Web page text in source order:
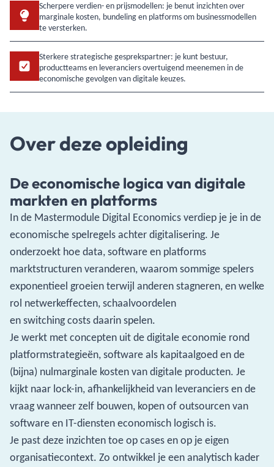
Scherpere verdien- en prijsmodellen: je benut inzichten over
marginale kosten, bundeling en platforms om businessmodellen
te versterken.
Sterkere strategische gesprekspartner: je kunt bestuur,
productteams en leveranciers overtuigend meenemen in de
economische gevolgen van digitale keuzes.
Over deze opleiding
De economische logica van digitale
markten en platforms
In de Mastermodule Digital Economics verdiep je je in de
economische spelregels achter digitalisering. Je
onderzoekt hoe data, software en platforms
marktstructuren veranderen, waarom sommige spelers
exponentieel groeien terwijl anderen stagneren, en welke
rol netwerkeffecten, schaalvoordelen
en switching costs daarin spelen.
Je werkt met concepten uit de digitale economie rond
platformstrategieën, software als kapitaalgoed en de
(bijna) nulmarginale kosten van digitale producten. Je
kijkt naar lock-in, afhankelijkheid van leveranciers en de
vraag wanneer zelf bouwen, kopen of outsourcen van
software en IT-diensten economisch logisch is.
Je past deze inzichten toe op cases en op je eigen
organisatiecontext. Zo ontwikkel je een analytisch kader